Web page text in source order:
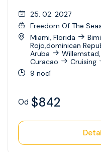
25. 02. 2027
Freedom Of The Seas
Miami, Florida
Rojo,dominican
Aruba
Curacao
Cruising
9 nocí
Od $842